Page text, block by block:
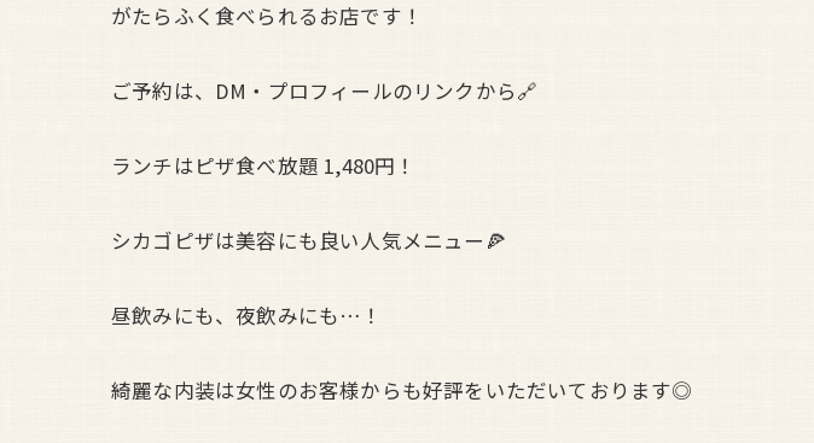
がたらふく食べられるお店です！
ご予約は、DM・プロフィールのリンクから🔗
ランチはピザ食べ放題 1,480円！
シカゴピザは美容にも良い人気メニュー🍕
昼飲みにも、夜飲みにも…！
綺麗な内装は女性のお客様からも好評をいただいております◎